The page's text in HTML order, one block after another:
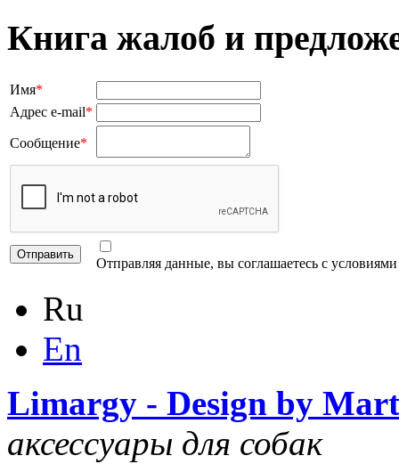
Книга жалоб и
Имя*
Адрес e-mail*
Сообщение*
Отправляя данные, вы соглашаетесь с
Ru
En
Limargy - Design by
аксессуары для собак